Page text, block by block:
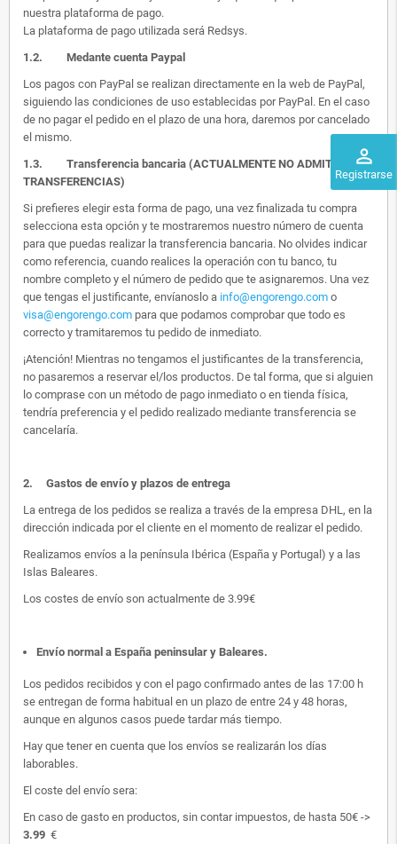
perm_identity
Registrarse
nuestra plataforma de pago.
La plataforma de pago utilizada será Redsys.
1.2. Medante cuenta Paypal
Los pagos con PayPal se realizan directamente en la web de PayPal,
siguiendo las condiciones de uso establecidas por PayPal. En el caso
de no pagar el pedido en el plazo de una hora, daremos por cancelado
el mismo.
1.3. Transferencia bancaria (ACTUALMENTE NO ADMITIMOS
TRANSFERENCIAS)
Si prefieres elegir esta forma de pago, una vez finalizada tu compra
selecciona esta opción y te mostraremos nuestro número de cuenta
para que puedas realizar la transferencia bancaria. No olvides indicar
como referencia, cuando realices la operación con tu banco, tu
nombre completo y el número de pedido que te asignaremos. Una vez
que tengas el justificante, envíanoslo a info@engorengo.com o
visa@engorengo.com para que podamos comprobar que todo es
correcto y tramitaremos tu pedido de inmediato.
¡Atención! Mientras no tengamos el justificantes de la transferencia,
no pasaremos a reservar el/los productos. De tal forma, que si alguien
lo comprase con un método de pago inmediato o en tienda física,
tendría preferencia y el pedido realizado mediante transferencia se
cancelaría.
2. Gastos de envío y plazos de entrega
La entrega de los pedidos se realiza a través de la empresa DHL, en la
dirección indicada por el cliente en el momento de realizar el pedido.
Realizamos envíos a la península Ibérica (España y Portugal) y a las
Islas Baleares.
Los costes de envío son actualmente de 3.99€
Envío normal a España peninsular y Baleares.
Los pedidos recibidos y con el pago confirmado antes de las 17:00 h
se entregan de forma habitual en un plazo de entre 24 y 48 horas,
aunque en algunos casos puede tardar más tiempo.
Hay que tener en cuenta que los envíos se realizarán los días
laborables.
El coste del envío sera:
En caso de gasto en productos, sin contar impuestos, de hasta 50€ ->
3.99 €